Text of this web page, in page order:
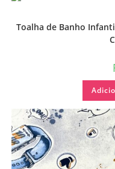
Toalha de Banho